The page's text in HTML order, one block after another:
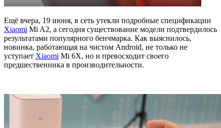
Ещё вчера, 19 июня, в сеть утекли подробные спецификации
Xiaomi Mi A2, а сегодня существование модели подтвердилось
результатами популярного бенчмарка. Как выяснилось,
новинка, работающая на чистом Android, не только не
уступает Xiaomi Mi 6X, но и превосходит своего
предшественника в производительности.